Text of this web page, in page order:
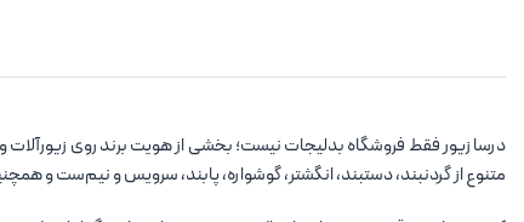
درسا زیور فقط فروشگاه بدلیجات نیست؛ بخشی از هویت برند روی
متنوع از گردنبند، دستبند، انگشتر، گوشواره، پابند، سرویس و نیم‌ست